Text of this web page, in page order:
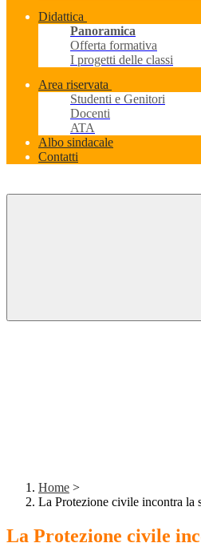
Didattica
Panoramica
Offerta formativa
I progetti delle classi
Area riservata
Studenti e Genitori
Docenti
ATA
Albo sindacale
Contatti
Home >
La Protezione civile incontra la
La Protezione civile